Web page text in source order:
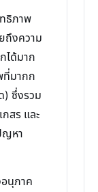
ธิภาพ
ถึงความ
ได้มาก
ที่มากก
) ซึ่งรวม
สร และ
ญหา
นุภาค